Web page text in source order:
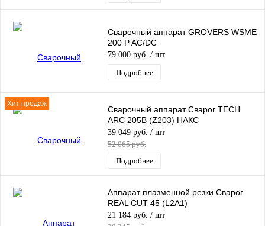
Сварочный аппарат GROVERS WSME
200 P AC/DC
79 000 руб. / шт
Подробнее
Хит продаж
Сварочный аппарат Сварог TECH
ARC 205B (Z203) НАКС
39 049 руб. / шт
52 065 руб.
Подробнее
Аппарат плазменной резки Сварог
REAL CUT 45 (L2A1)
21 184 руб. / шт